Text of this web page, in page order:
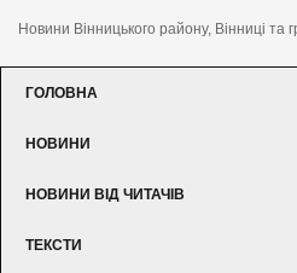
Новини Вінницького району, Вінниці та
ГОЛОВНА
НОВИНИ
НОВИНИ ВІД ЧИТАЧІВ
ТЕКСТИ